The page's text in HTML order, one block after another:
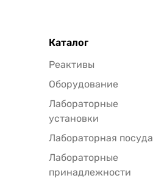
Каталог
Реактивы
Оборудование
Лабораторные
установки
Лабораторная посуда
Лабораторные
принадлежности